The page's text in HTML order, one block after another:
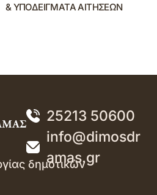
ΑΙΤΗΣΕΩΝ
25213 50600
info@dimosdr
amas.gr
δημοτικών